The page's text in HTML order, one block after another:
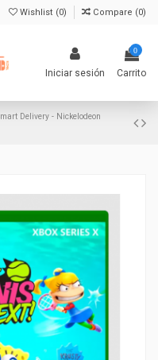
Wishlist (0) Compare (0)
Iniciar sesión
0
Carrito
Delivery - Nickelodeon